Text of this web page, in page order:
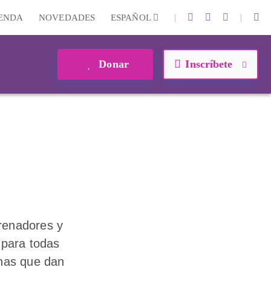
NOVEDADES ESPAÑOL | |
Donar Inscríbete
y
todas
que dan